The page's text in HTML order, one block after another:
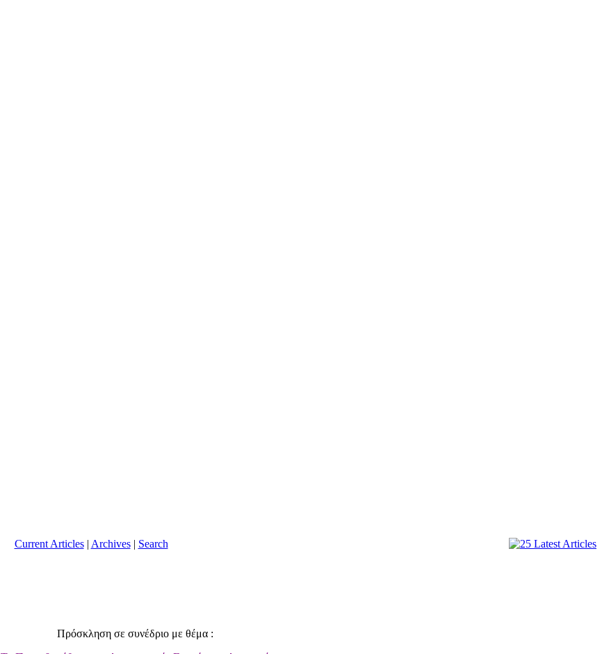
Current Articles| Archives| Search
Πρόσκληση σε συνέδριο με θέμα :